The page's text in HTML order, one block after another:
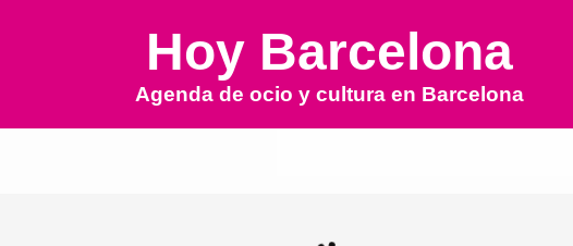
Hoy Barcelona
Agenda de ocio y cultura en Barcelona